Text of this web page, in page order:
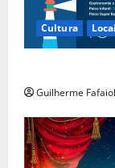
Cultura
Guilherme Fafaiol